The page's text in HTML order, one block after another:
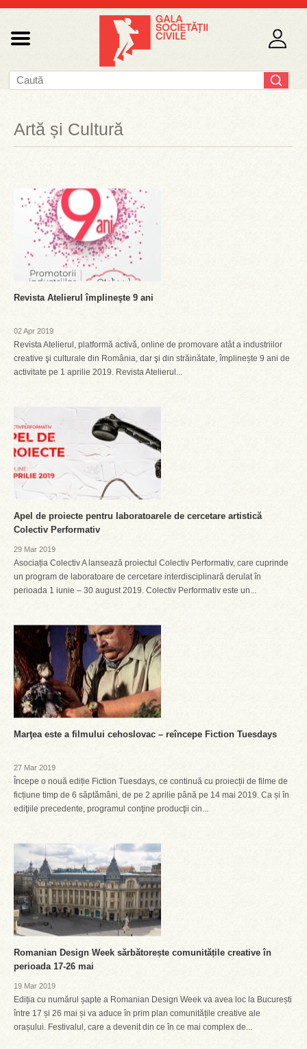
Artă și Cultură
Revista Atelierul împlineşte 9 ani
02 Apr 2019
Revista Atelierul, platformă activă, online de promovare atât a industriilor
creative şi culturale din România, dar şi din străinătate, împlinește 9 ani de
activitate pe 1 aprilie 2019. Revista Atelierul...
Apel de proiecte pentru laboratoarele de cercetare artistică
Colectiv Performativ
29 Mar 2019
Asociația Colectiv A lansează proiectul Colectiv Performativ, care cuprinde
un program de laboratoare de cercetare interdisciplinară derulat în
perioada 1 iunie – 30 august 2019. Colectiv Performativ este un...
Marţea este a filmului cehoslovac – reîncepe Fiction Tuesdays
27 Mar 2019
Începe o nouă ediție Fiction Tuesdays, ce continuă cu proiecții de filme de
ficțiune timp de 6 săptămâni, de pe 2 aprilie până pe 14 mai 2019. Ca și în
ediţiile precedente, programul conţine producţii cin...
Romanian Design Week sărbătorește comunitățile creative în
perioada 17-26 mai
19 Mar 2019
Ediția cu numărul șapte a Romanian Design Week va avea loc la București
între 17 și 26 mai și va aduce în prim plan comunitățile creative ale
orașului. Festivalul, care a devenit din ce în ce mai complex de...